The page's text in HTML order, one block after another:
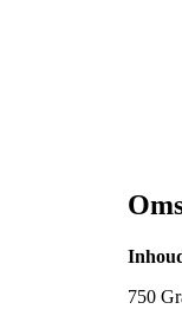
750